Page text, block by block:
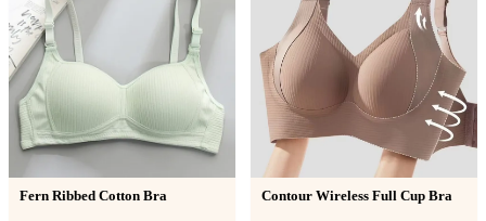
Fern Ribbed Cotton Bra Contour Wireless Full Cup Bra